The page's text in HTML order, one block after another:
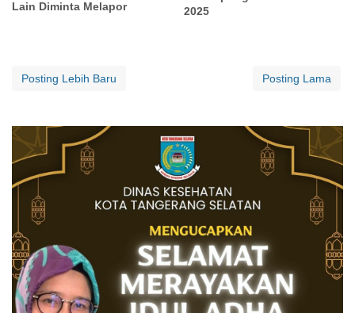
Lain Diminta Melapor
2025
Posting Lebih Baru Posting Lama